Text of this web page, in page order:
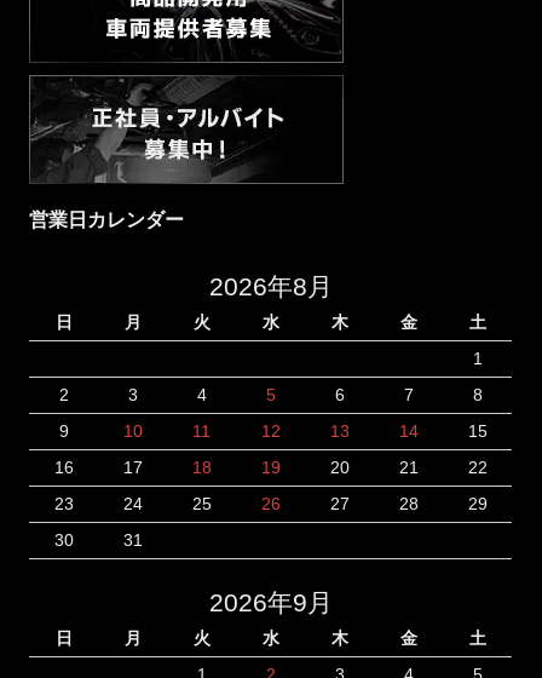
営業日カレンダー
2026年8月
日 月 火 水 木 金
土
1
2
3 4 5 6 7
8
9
10 11 12 13 14
15
16
17 18 19 20 21
22
23
24 25 26 27 28
29
30
31
2026年9月
日 月 火 水 木 金
土